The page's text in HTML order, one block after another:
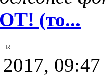
(то...
09:47